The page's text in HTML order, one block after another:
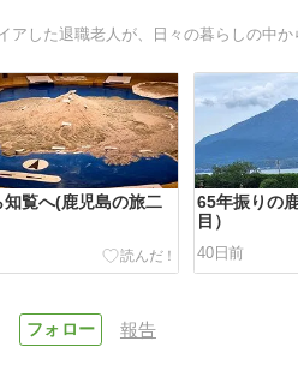
アした退職老人が、日々の暮らしの中か
知覧へ(鹿児島の旅二
65年振りの
目）
40日前
報告